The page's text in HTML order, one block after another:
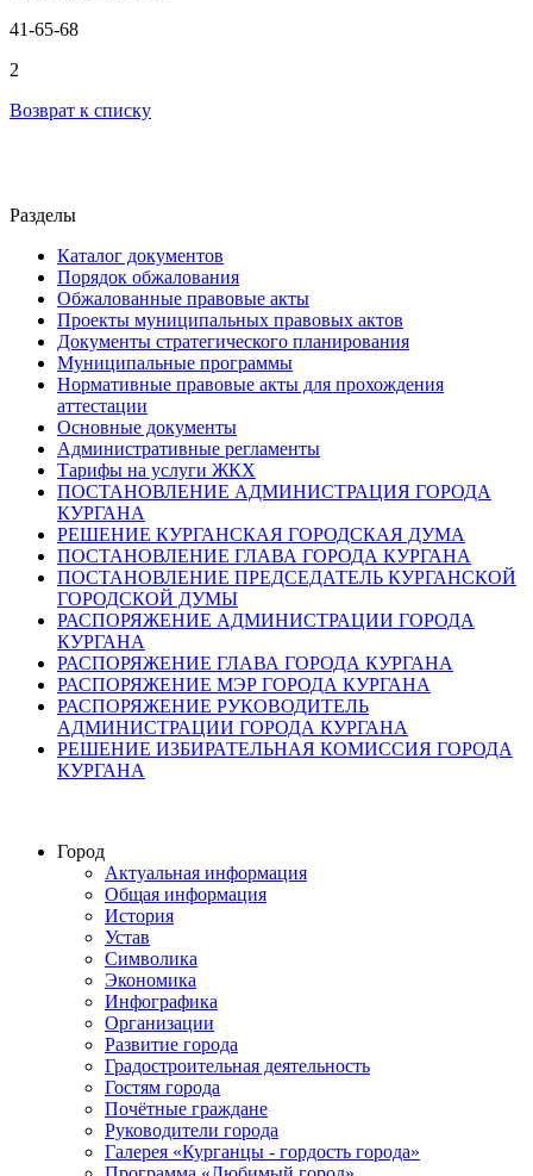
41-65-68
2
Возврат к списку
Разделы
Каталог документов
Порядок обжалования
Обжалованные правовые акты
Проекты муниципальных правовых актов
Документы стратегического планирования
Муниципальные программы
Нормативные правовые акты для прохождения
аттестации
Основные документы
Административные регламенты
Тарифы на услуги ЖКХ
ПОСТАНОВЛЕНИЕ АДМИНИСТРАЦИЯ ГОРОДА
КУРГАНА
РЕШЕНИЕ КУРГАНСКАЯ ГОРОДСКАЯ ДУМА
ПОСТАНОВЛЕНИЕ ГЛАВА ГОРОДА КУРГАНА
ПОСТАНОВЛЕНИЕ ПРЕДСЕДАТЕЛЬ КУРГАНСКОЙ
ГОРОДСКОЙ ДУМЫ
РАСПОРЯЖЕНИЕ АДМИНИСТРАЦИИ ГОРОДА
КУРГАНА
РАСПОРЯЖЕНИЕ ГЛАВА ГОРОДА КУРГАНА
РАСПОРЯЖЕНИЕ МЭР ГОРОДА КУРГАНА
РАСПОРЯЖЕНИЕ РУКОВОДИТЕЛЬ
АДМИНИСТРАЦИИ ГОРОДА КУРГАНА
РЕШЕНИЕ ИЗБИРАТЕЛЬНАЯ КОМИССИЯ ГОРОДА
КУРГАНА
Город
Актуальная информация
Общая информация
История
Устав
Символика
Экономика
Инфографика
Организации
Развитие города
Градостроительная деятельность
Гостям города
Почётные граждане
Руководители города
Галерея «Курганцы - гордость города»